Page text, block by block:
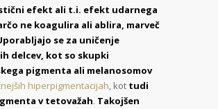
efekt ali t.i. efekt udarnega
ne koagulira ali ablira, marveč
se za uničenje
delcev, kot so skupki
pigmenta ali melanosomov
hiperpigmentacijah, kot tudi
v tetovažah. Takojšen